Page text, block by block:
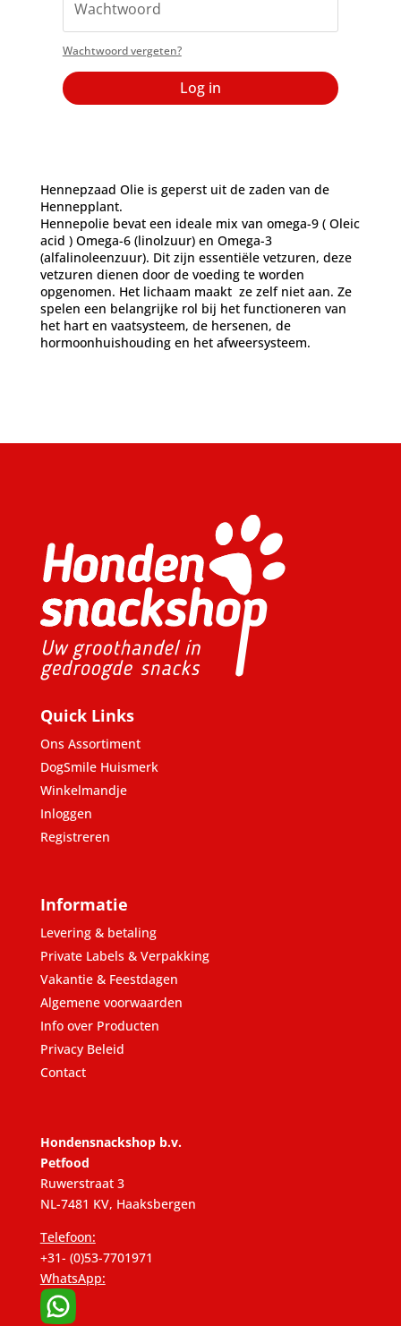
Wachtwoord vergeten?
Log in
Hennepzaad Olie is geperst uit de zaden van de
Hennepplant.
Hennepolie bevat een ideale mix van omega-9 ( Oleic
acid ) Omega-6 (linolzuur) en Omega-3
(alfalinoleenzuur). Dit zijn essentiële vetzuren, deze
vetzuren dienen door de voeding te worden
opgenomen. Het lichaam maakt ze zelf niet aan. Ze
spelen een belangrijke rol bij het functioneren van
het hart en vaatsysteem, de hersenen, de
hormoonhuishouding en het afweersysteem.
Quick Links
Ons Assortiment
DogSmile Huismerk
Winkelmandje
Inloggen
Registreren
Informatie
Levering & betaling
Private Labels & Verpakking
Vakantie & Feestdagen
Algemene voorwaarden
Info over Producten
Privacy Beleid
Contact
Hondensnackshop b.v.
Petfood
Ruwerstraat 3
NL-7481 KV, Haaksbergen
Telefoon:
+31- (0)53-7701971
WhatsApp: